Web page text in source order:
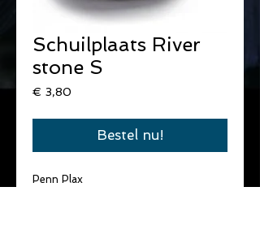
Schuilplaats River
stone S
€ 3,80
Bestel nu!
Penn Plax